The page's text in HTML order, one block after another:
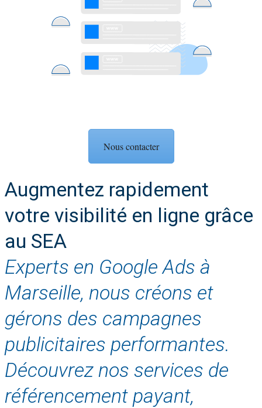
Nous contacter
Augmentez rapidement
votre visibilité en ligne grâce
au SEA
Experts en Google Ads à
Marseille, nous créons et
gérons des campagnes
publicitaires performantes.
Découvrez nos services de
référencement payant,